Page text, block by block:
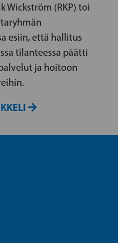
Wickström (RKP) toi
esiin, että hallitus
tilanteessa päätti
ja hoitoon